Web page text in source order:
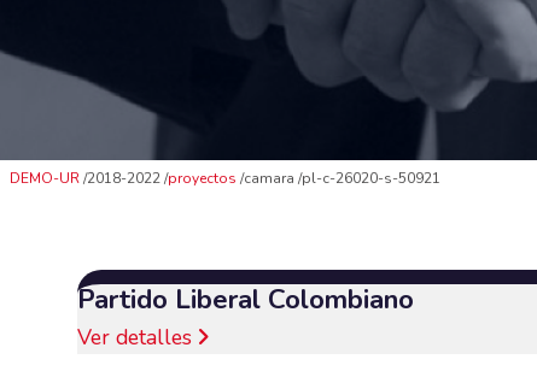
DEMO-UR 2018-2022 proyectos camara pl-c-26020-s-50921
Partido Liberal Colombiano
Ver detalles